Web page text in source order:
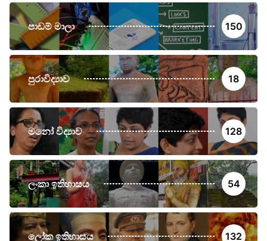
පාඩම් මාලා 150
පුරාවිද්‍යාව 18
මනෝ විද්‍යාව 128
ලංකා ඉතිහාසය 54
ලෝක ඉතිහාසය 132